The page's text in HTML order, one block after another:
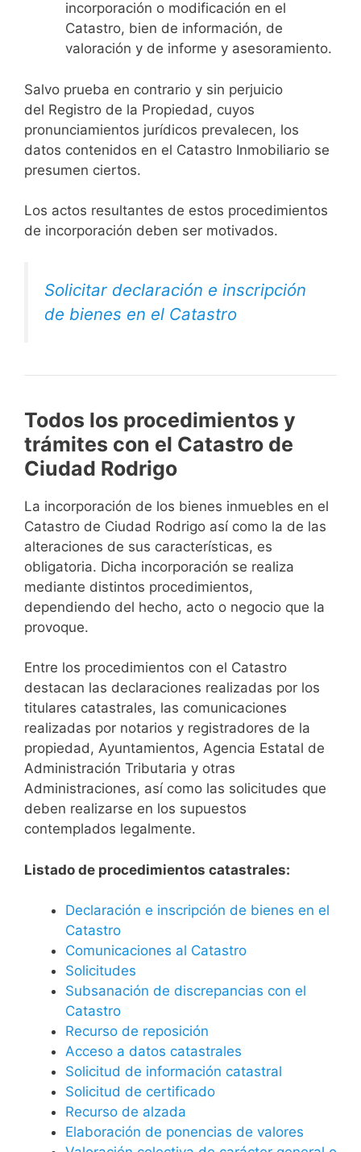
incorporación o modificación en el
Catastro, bien de información, de
valoración y de informe y asesoramiento.
Salvo prueba en contrario y sin perjuicio
del Registro de la Propiedad, cuyos
pronunciamientos jurídicos prevalecen, los
datos contenidos en el Catastro Inmobiliario se
presumen ciertos.
Los actos resultantes de estos procedimientos
de incorporación deben ser motivados.
Solicitar declaración e inscripción
de bienes en el Catastro
Todos los procedimientos y
trámites con el Catastro de
Ciudad Rodrigo
La incorporación de los bienes inmuebles en el
Catastro de Ciudad Rodrigo así como la de las
alteraciones de sus características, es
obligatoria. Dicha incorporación se realiza
mediante distintos procedimientos,
dependiendo del hecho, acto o negocio que la
provoque.
Entre los procedimientos con el Catastro
destacan las declaraciones realizadas por los
titulares catastrales, las comunicaciones
realizadas por notarios y registradores de la
propiedad, Ayuntamientos, Agencia Estatal de
Administración Tributaria y otras
Administraciones, así como las solicitudes que
deben realizarse en los supuestos
contemplados legalmente.
Listado de procedimientos catastrales:
Declaración e inscripción de bienes en el
Catastro
Comunicaciones al Catastro
Solicitudes
Subsanación de discrepancias con el
Catastro
Recurso de reposición
Acceso a datos catastrales
Solicitud de información catastral
Solicitud de certificado
Recurso de alzada
Elaboración de ponencias de valores